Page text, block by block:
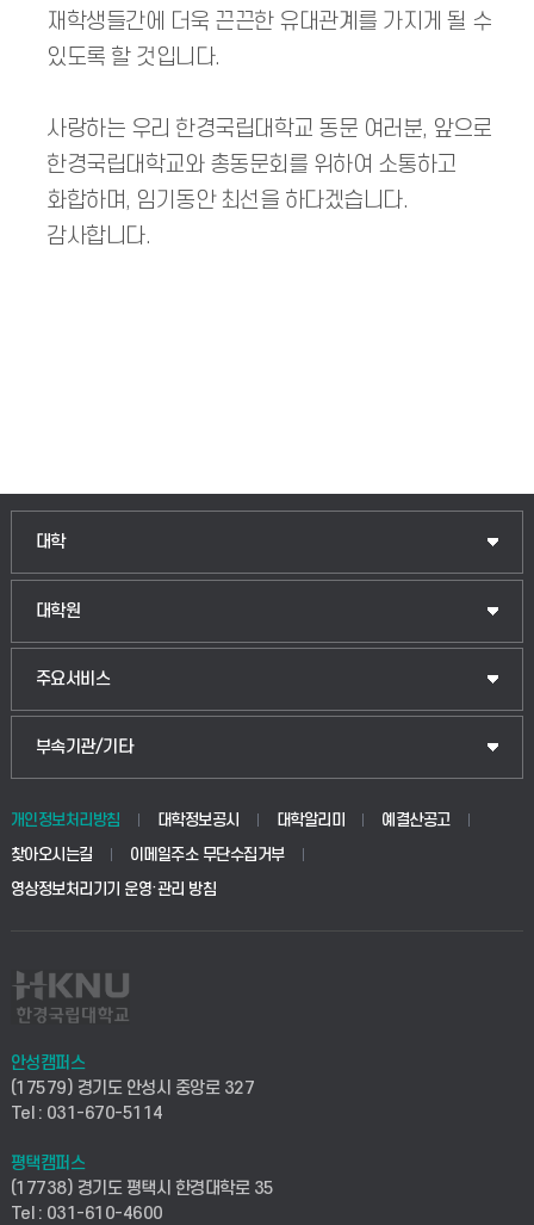
재학생들간에 더욱 끈끈한 유대관계를 가지게 될 수
있도록 할 것입니다.
사랑하는 우리 한경국립대학교 동문 여러분, 앞으로
한경국립대학교와 총동문회를 위하여 소통하고
화합하며, 임기동안 최선을 하다겠습니다.
감사합니다.
대학
인문융합공공인재학부
법경영학부
생명공학부
사회안전시스템공학부
컴퓨터응용수학부
ICT로봇기계공학부
대학원
일반대학원
산업대학원
공공정책대학원
교육대학원
주요서비스
입학안내
웹메일
학사시스템(전문학사 및 전공심화)
사이버캠퍼스(전문학사 및 전공심화)
시설바로처리서비스
연구실안전관리시스템
산학연구관리시스템
부속기관/기타
중앙도서관
학생생활관(안성)
산학협력단
취업지원센터
창업지원센터
현장실습지원센터
개인정보처리방침 대학정보공시 대학알리미
예결산공고
찾아오시는길
이메일주소 무단수집거부
영상정보처리기기 운영·관리 방침
안성캠퍼스
(17579) 경기도 안성시 중앙로 327
Tel : 031-670-5114
평택캠퍼스
(17738) 경기도 평택시 한경대학로 35
Tel : 031-610-4600